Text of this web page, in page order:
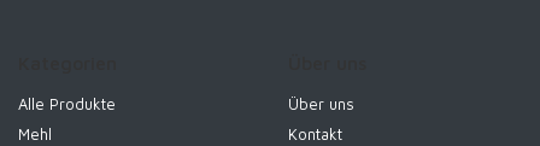
Alle Produkte
Mehl
Über uns
Kontakt